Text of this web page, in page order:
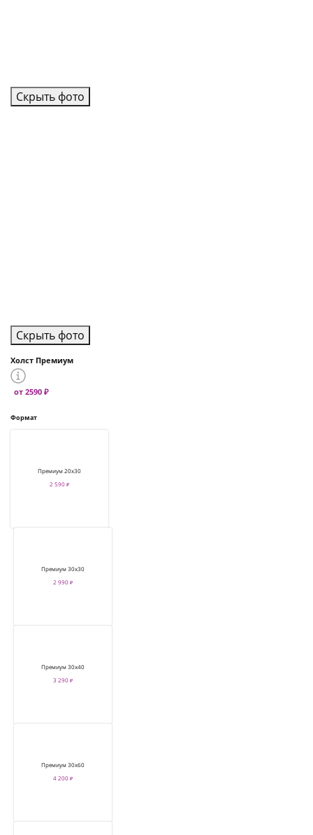
Скрыть фото
Скрыть фото
Холст Премиум
от 2590 ₽
Формат
Премиум 20х30
2 590 ₽
Премиум 30х30
2 990 ₽
Премиум 30х40
3 290 ₽
Премиум 30х60
4 200 ₽